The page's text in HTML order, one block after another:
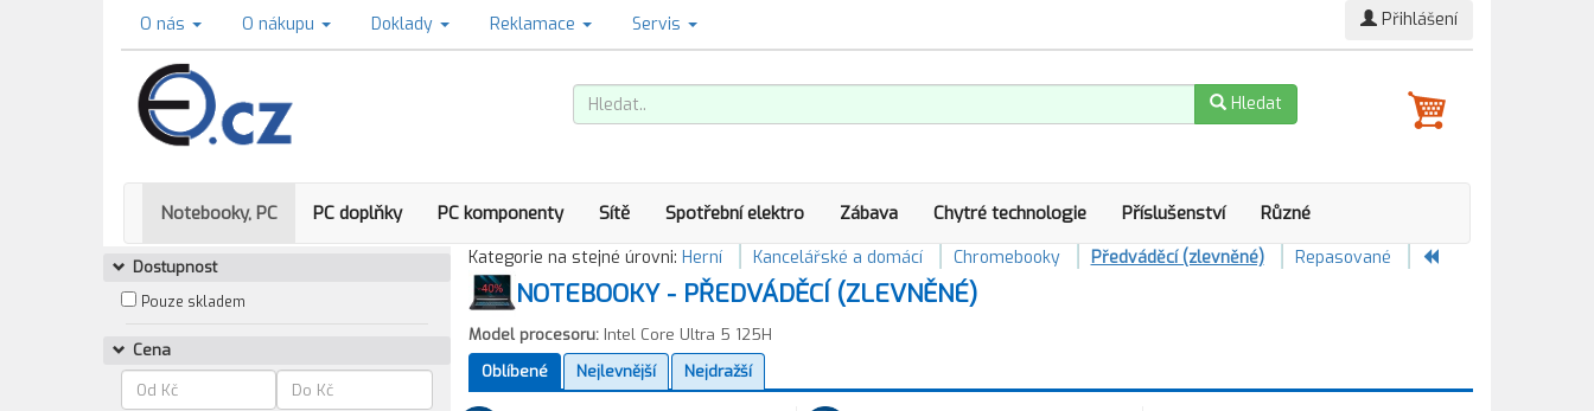
O nás O nákupu Doklady Reklamace Servis Přihlášení
Hledat
Notebooky, PC PC doplňky PC komponenty Sítě Spotřební elektro Zábava Chytré technologie Příslušenství Různé
Dostupnost
Pouze skladem
Cena
Kategorie na stejné úrovni: Herní Kancelářské a domácí Chromebooky Předváděcí (zlevněné) Repasované
NOTEBOOKY - PŘEDVÁDĚCÍ (ZLEVNĚNÉ)
Model procesoru:Intel Core Ultra 5 125H
Oblíbené
Nejlevnější Nejdražší